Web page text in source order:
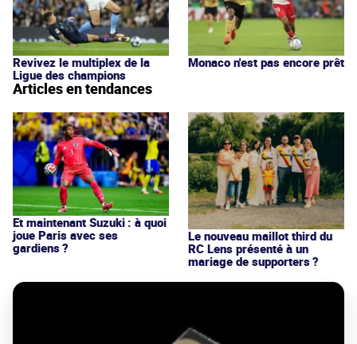
Revivez le multiplex de la
Ligue des champions
Monaco n'est pas encore prêt
Articles en tendances
Et maintenant Suzuki : à quoi
joue Paris avec ses
gardiens ?
Le nouveau maillot third du
RC Lens présenté à un
mariage de supporters ?